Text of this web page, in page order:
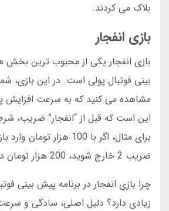
بلاک می کردند.
بازی انفجار
بازی انفجار یکی از محبوب ترین بخش
بینی فوتبال پولی است. در این بازی،
مشاهده می کنید که به سرعت افزایش
این است که قبل از “انفجار” ضریب،
برای مثال، اگر با 100 هزار
ضریب 2 خارج شوید، 200 هزار تومان دریافت می کنید.
چرا بازی انفجار در برنامه پیش بینی
زیادی دارد؟ دلیل اصلی، سادگی و